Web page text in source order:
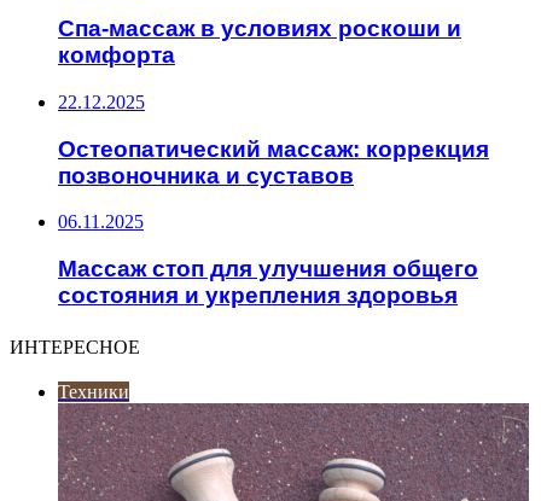
Спа-массаж в условиях роскоши и
комфорта
22.12.2025
Остеопатический массаж: коррекция
позвоночника и суставов
06.11.2025
Массаж стоп для улучшения общего
состояния и укрепления здоровья
ИНТЕРЕСНОЕ
Техники